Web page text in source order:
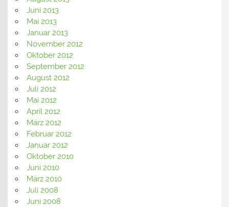
Juni 2013
Mai 2013
Januar 2013
November 2012
Oktober 2012
September 2012
August 2012
Juli 2012
Mai 2012
April 2012
März 2012
Februar 2012
Januar 2012
Oktober 2010
Juni 2010
März 2010
Juli 2008
Juni 2008